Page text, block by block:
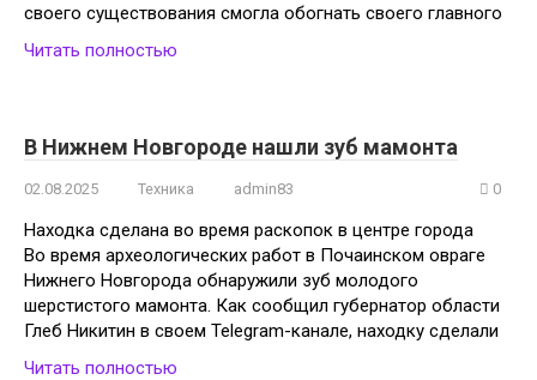
своего существования смогла обогнать своего главного
Читать полностью
В Нижнем Новгороде нашли зуб мамонта
02.08.2025 Техника admin83 0
Находка сделана во время раскопок в центре города
Во время археологических работ в Почаинском овраге
Нижнего Новгорода обнаружили зуб молодого
шерстистого мамонта. Как сообщил губернатор области
Глеб Никитин в своем Telegram-канале, находку сделали
Читать полностью